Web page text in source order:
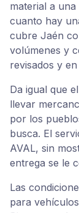
material a
cuanto hay
cubre Jaén
volúmenes y
revisados y
Da igual que
llevar
por los
busca. El
AVAL, sin
entrega se le
Las
para